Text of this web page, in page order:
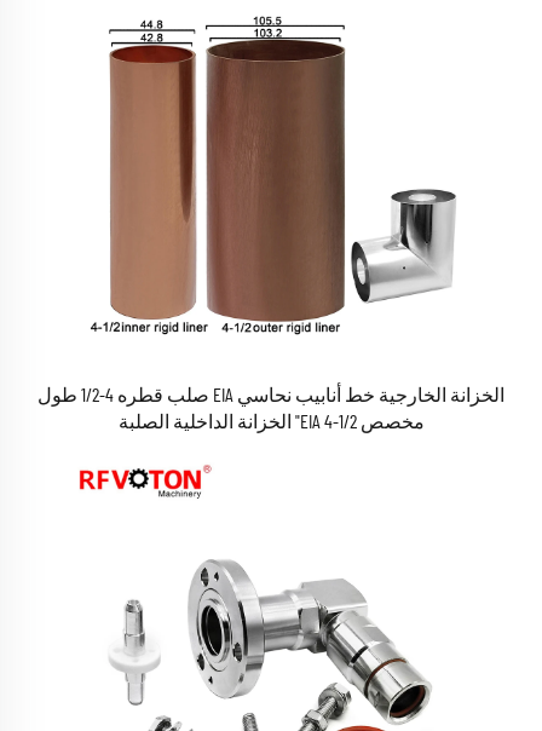
الخزانة الخارجية خط أنابيب نحاسي EIA صلب قطره 4-1/2 طول
مخصص EIA 4-1/2" الخزانة الداخلية الصلبة